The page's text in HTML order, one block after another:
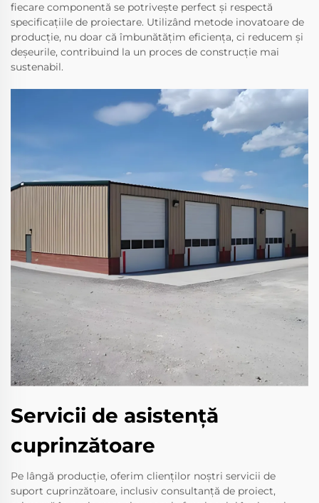
fiecare componentă se potrivește perfect și respectă
specificațiile de proiectare. Utilizând metode inovatoare de
producție, nu doar că îmbunătățim eficiența, ci reducem și
deșeurile, contribuind la un proces de construcție mai
sustenabil.
Servicii de asistență
cuprinzătoare
Pe lângă producție, oferim clienților noștri servicii de
suport cuprinzătoare, inclusiv consultanță de proiect,